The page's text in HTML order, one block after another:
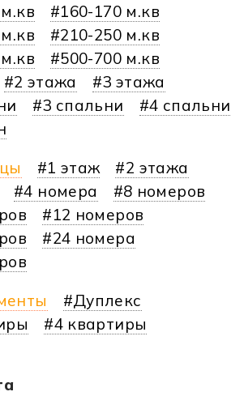
160-170 м.кв
210-250 м.кв
500-700 м.кв
2 этажа
3 этажа
3 спальни
4 спальни
1 этаж
2 этажа
4 номера
8 номеров
12 номеров
24 номера
Дуплекс
4 квартиры